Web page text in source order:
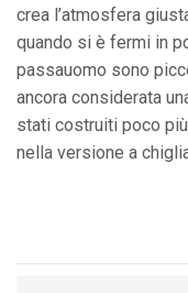
crea l’atmosfera
quando si è fermi in
passauomo sono
ancora considerata
stati costruiti poco
nella versione a